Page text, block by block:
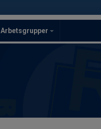
Arbetsgrupper